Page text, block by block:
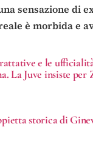
sensazione di
è morbida e
e le
La Juve insiste per
storica di